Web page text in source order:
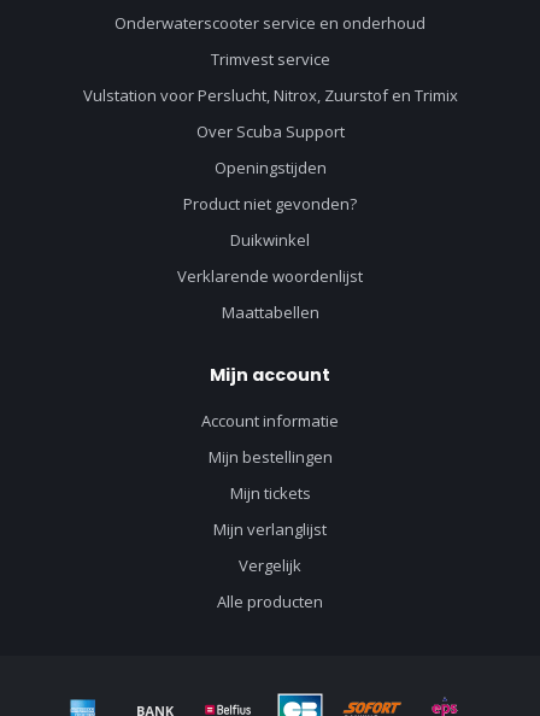
Onderwaterscooter service en onderhoud
Trimvest service
Vulstation voor Perslucht, Nitrox, Zuurstof en Trimix
Over Scuba Support
Openingstijden
Product niet gevonden?
Duikwinkel
Verklarende woordenlijst
Maattabellen
Mijn account
Account informatie
Mijn bestellingen
Mijn tickets
Mijn verlanglijst
Vergelijk
Alle producten